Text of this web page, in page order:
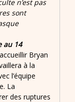
n’est pas
sont
au 14
Bryan
à la
l’équipe
La
des ruptures